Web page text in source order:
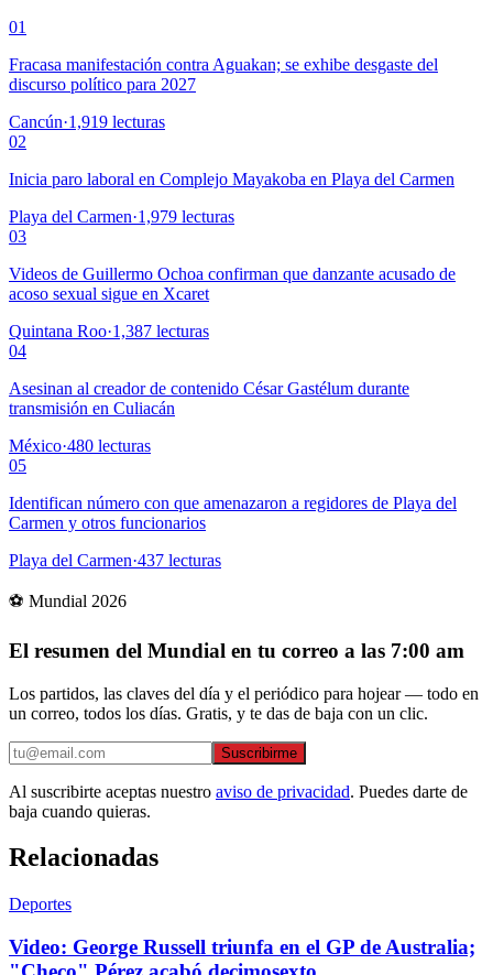
01
Fracasa manifestación contra Aguakan; se exhibe desgaste del
discurso político para 2027
Cancún·1,919 lecturas
02
Inicia paro laboral en Complejo Mayakoba en Playa del Carmen
Playa del Carmen·1,979 lecturas
03
Videos de Guillermo Ochoa confirman que danzante acusado de
acoso sexual sigue en Xcaret
Quintana Roo·1,387 lecturas
04
Asesinan al creador de contenido César Gastélum durante
transmisión en Culiacán
México·480 lecturas
05
Identifican número con que amenazaron a regidores de Playa del
Carmen y otros funcionarios
Playa del Carmen·437 lecturas
⚽ Mundial 2026
El resumen del Mundial en tu correo a las 7:00 am
Los partidos, las claves del día y el periódico para hojear — todo en
un correo, todos los días. Gratis, y te das de baja con un clic.
Suscribirme
Al suscribirte aceptas nuestro aviso de privacidad. Puedes darte de
baja cuando quieras.
Relacionadas
Deportes
Video: George Russell triunfa en el GP de Australia;